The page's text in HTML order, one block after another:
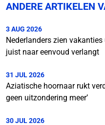
ANDERE ARTIKELEN
3 AUG 2026
Nederlanders zien
juist naar eenvoud verlangt
31 JUL 2026
Aziatische hoornaar rukt
geen uitzondering meer’
30 JUL 2026